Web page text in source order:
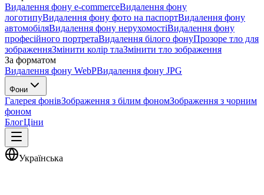
Видалення фону e-commerceВидалення фону
логотипуВидалення фону фото на паспортВидалення фону
автомобіляВидалення фону нерухомостіВидалення фону
професійного портретаВидалення білого фонуПрозоре тло для
зображенняЗмінити колір тлаЗмінити тло зображення
За форматом
Видалення фону WebPВидалення фону JPG
Фони
Галерея фонівЗображення з білим фономЗображення з чорним
фоном
БлогЦіни
Українська